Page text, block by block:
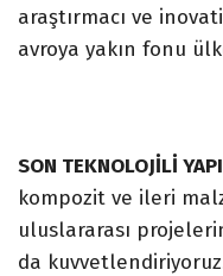
araştırmacı ve
avroya yakın fonu
SON TEKNOLOJİLİ
kompozit ve ileri
uluslararası
da